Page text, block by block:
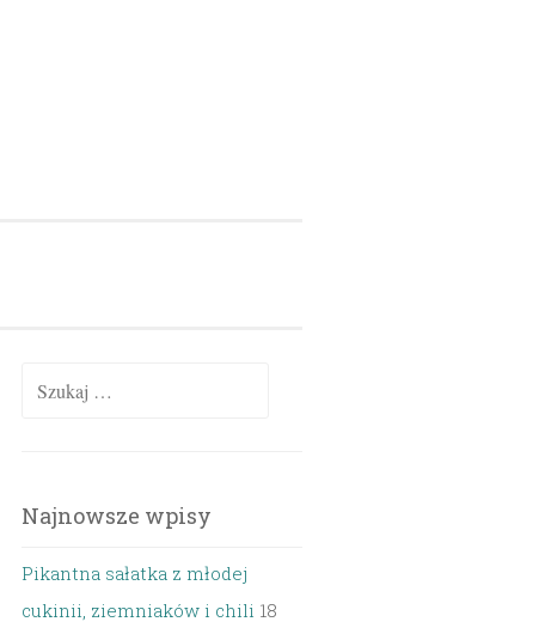
Szukaj:
Najnowsze wpisy
Pikantna sałatka z młodej
cukinii, ziemniaków i chili 18